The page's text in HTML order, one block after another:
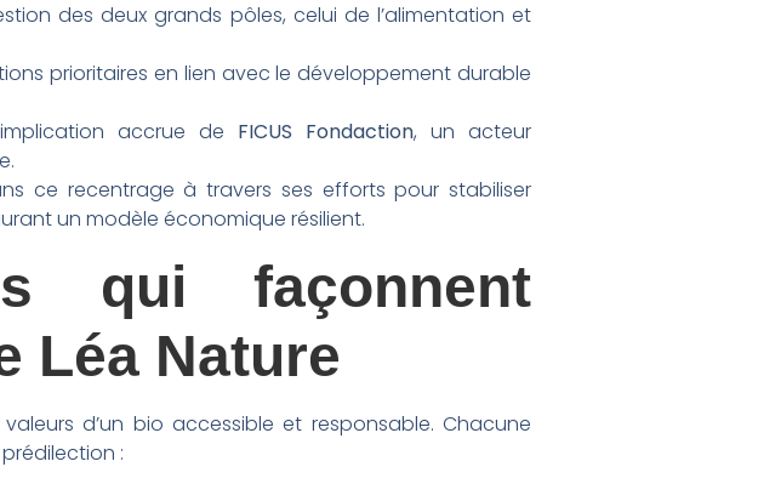
des deux grands pôles, celui de l’alimentation et
prioritaires en lien avec le développement durable
accrue de FICUS Fondaction, un acteur
ce recentrage à travers ses efforts pour stabiliser
un modèle économique résilient.
qui façonnent
Léa Nature
d’un bio accessible et responsable. Chacune
: